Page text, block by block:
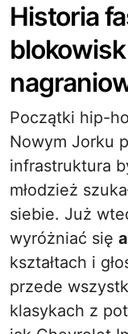
Historia
Początki hip-
Nowym Jorku
infrastruktura
młodzież
siebie. Już
wyróżniać się
kształtach i
przede
klasykach z